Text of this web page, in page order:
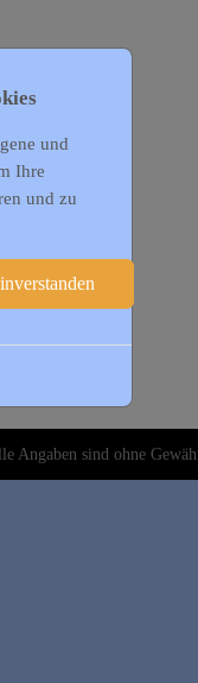
Angaben sind ohne
und
Ihre
und zu